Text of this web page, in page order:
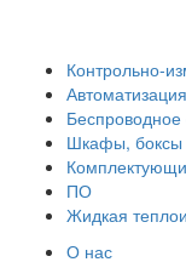
Контрольно-
Автоматизация
Шкафы, боксы
ПО
Жидкая
О нас